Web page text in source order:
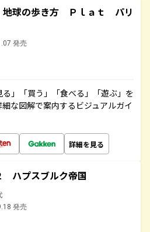
球の歩き方 Ｐｌａｔ パリ
発売
」「買う」「食べる」「遊ぶ」を
な図解で案内するビジュアルガイ
詳細を見る
ハプスブルク帝国
発売